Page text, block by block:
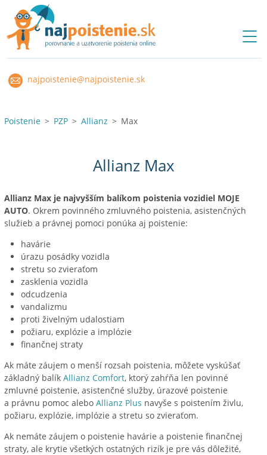
najpoistenie@najpoistenie.sk
Poistenie PZP Allianz Max
Allianz Max
Allianz Max je najvyšším balíkom poistenia vozidiel MOJE
AUTO. Okrem povinného zmluvného poistenia, asistenčných
služieb a právnej pomoci ponúka aj poistenie:
havárie
úrazu posádky vozidla
stretu so zvieraťom
zasklenia vozidla
odcudzenia
vandalizmu
proti živelným udalostiam
požiaru, explózie a implózie
finančnej straty
Ak máte záujem o menší rozsah poistenia, môžete vyskúšať
základný balík Allianz Comfort, ktorý zahŕňa len povinné
zmluvné poistenie, asistenčné služby, úrazové poistenie
a právnu pomoc alebo Allianz Plus navyše s poistením živlu,
požiaru, explózie, implózie a stretu so zvieraťom.
Ak nemáte záujem o poistenie havárie a poistenie finančnej
straty, ale krytie všetkých ostatných rizík je pre vás dôležité,